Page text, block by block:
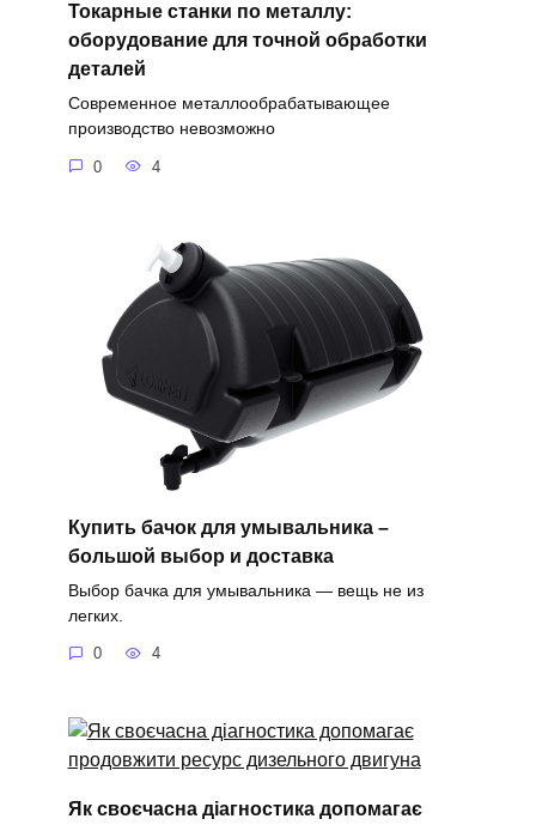
Токарные станки по металлу:
оборудование для точной обработки
деталей
Современное металлообрабатывающее
производство невозможно
0 4
Купить бачок для умывальника –
большой выбор и доставка
Выбор бачка для умывальника — вещь не из
легких.
0 4
Як своєчасна діагностика допомагає